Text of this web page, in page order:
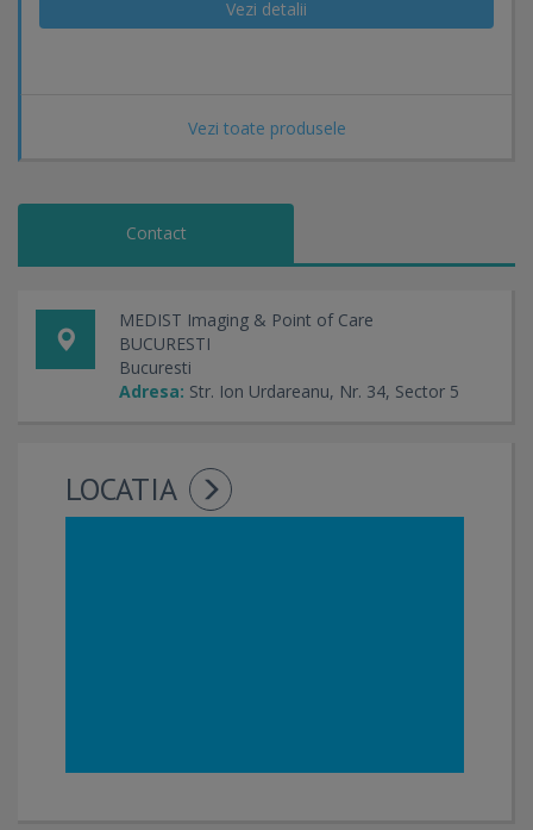
Vezi toate produsele
Vezi detalii
Contact
MEDIST Imaging & Point of Care
BUCURESTI
Bucuresti
Adresa: Str. Ion Urdareanu, Nr. 34, Sector 5
LOCATIA